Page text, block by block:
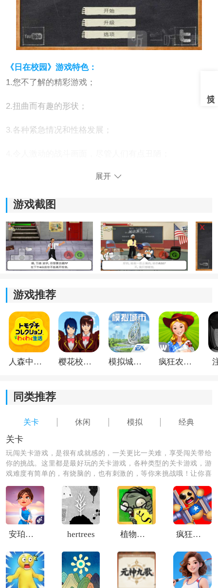
《日在校园》游戏特色：
1.您不了解的精彩游戏；
2.扭曲而有趣的形状；
3.各种紧急情况和性格发展；
6.避免在学习时发现的麻烦。
《日在校园》游戏亮点：
1.游戏玩法简单，操作简单易用，游戏画面优美；
3.多样化的关卡
4.经典的回忆使您想起失去的青春。
游戏攻略：
1、怎么送东西
拿起想赠送的物品后，与目标角色面对面靠近站立，然
后按一下键盘上的“P”键即可完成赠送。注意不要长按，
否则角色会把物品重新抢回来，还有可能因此被对方攻
击。
展开
游戏截图
游戏推荐
人森中文版 樱花校园模拟器1.048.00中文版 模拟城市我是巿长联机版 疯狂农场3美国派19
同类推荐
关卡 休闲 模拟 经典
关卡
玩闯关卡游戏，是很有成就感的，一关更比一关难，享受闯关带给
你的挑战。这里都是最好玩的关卡游戏，各种类型的关卡游戏，游
戏难度有简单的，有烧脑的，也有刺激的，等你来挑战哦！让你喜
安珀的空姐梦希望高飞 hertrees 植物大战僵尸XI版 疯狂木偶人3